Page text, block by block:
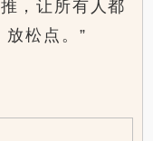
，让所有人都
放松点。”